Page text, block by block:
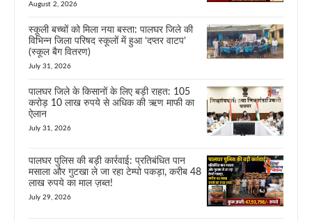
August 2, 2026
स्कूली बच्चों को मिला नया बस्ता: पालघर जिले की
विभिन्न जिला परिषद स्कूलों में हुआ ‘दप्तर वाटप’
(स्कूल बैग वितरण)
July 31, 2026
पालघर जिले के किसानों के लिए बड़ी राहत: 105
करोड़ 10 लाख रुपये से अधिक की ऋण माफी का
ऐलान
July 31, 2026
पालघर पुलिस की बड़ी कार्रवाई: प्रतिबंधित पान
मसाला और गुटखा ले जा रहा टेम्पो पकड़ा, करीब 48
लाख रुपये का माल ज़ब्त!
July 29, 2026